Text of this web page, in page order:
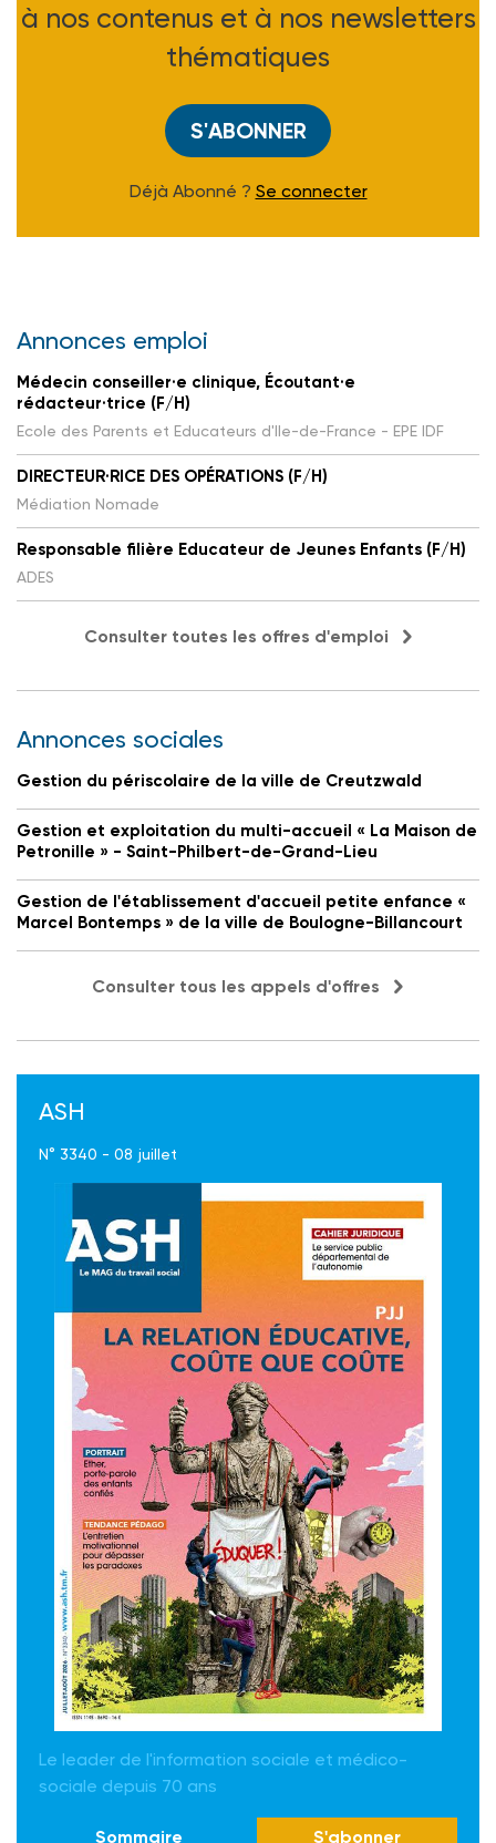
à nos contenus et à nos newsletters
thématiques
S'ABONNER
Déjà Abonné ? Se connecter
Annonces emploi
Médecin conseiller·e clinique, Écoutant·e
rédacteur·trice (F/H)
Ecole des Parents et Educateurs d'Ile-de-France - EPE IDF
DIRECTEUR·RICE DES OPÉRATIONS (F/H)
Médiation Nomade
Responsable filière Educateur de Jeunes Enfants (F/H)
ADES
Consulter toutes les offres d'emploi
Annonces sociales
Gestion du périscolaire de la ville de Creutzwald
Gestion et exploitation du multi-accueil « La Maison de
Petronille » - Saint-Philbert-de-Grand-Lieu
Gestion de l'établissement d'accueil petite enfance «
Marcel Bontemps » de la ville de Boulogne-Billancourt
Consulter tous les appels d'offres
ASH
N° 3340 - 08 juillet
Le leader de l'information sociale et médico-
sociale depuis 70 ans
Sommaire S'abonner